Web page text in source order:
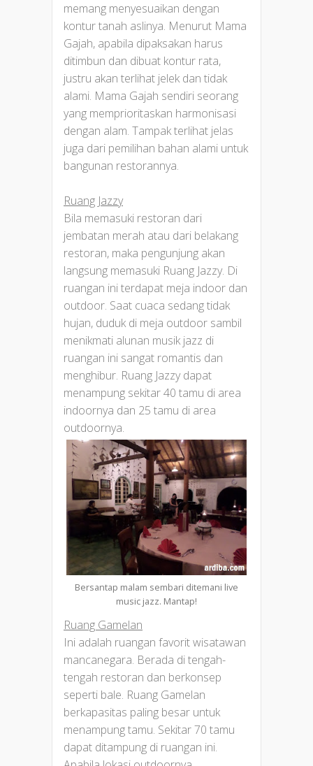
memang menyesuaikan dengan
kontur tanah aslinya. Menurut Mama
Gajah, apabila dipaksakan harus
ditimbun dan dibuat kontur rata,
justru akan terlihat jelek dan tidak
alami. Mama Gajah sendiri seorang
yang memprioritaskan harmonisasi
dengan alam. Tampak terlihat jelas
juga dari pemilihan bahan alami untuk
bangunan restorannya.
Ruang Jazzy
Bila memasuki restoran dari
jembatan merah atau dari belakang
restoran, maka pengunjung akan
langsung memasuki Ruang Jazzy. Di
ruangan ini terdapat meja indoor dan
outdoor. Saat cuaca sedang tidak
hujan, duduk di meja outdoor sambil
menikmati alunan musik jazz di
ruangan ini sangat romantis dan
menghibur. Ruang Jazzy dapat
menampung sekitar 40 tamu di area
indoornya dan 25 tamu di area
outdoornya.
Bersantap malam sembari ditemani live
music jazz. Mantap!
Ruang Gamelan
Ini adalah ruangan favorit wisatawan
mancanegara. Berada di tengah-
tengah restoran dan berkonsep
seperti bale. Ruang Gamelan
berkapasitas paling besar untuk
menampung tamu. Sekitar 70 tamu
dapat ditampung di ruangan ini.